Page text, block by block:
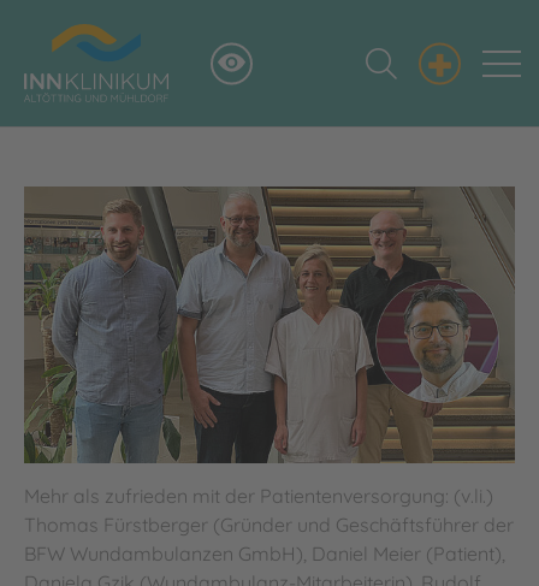
+
Mehr als zufrieden mit der Patientenversorgung: (v.li.)
Thomas Fürstberger (Gründer und Geschäftsführer der
BFW Wundambulanzen GmbH), Daniel Meier (Patient),